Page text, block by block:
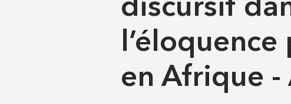
discursif
en Afrique -